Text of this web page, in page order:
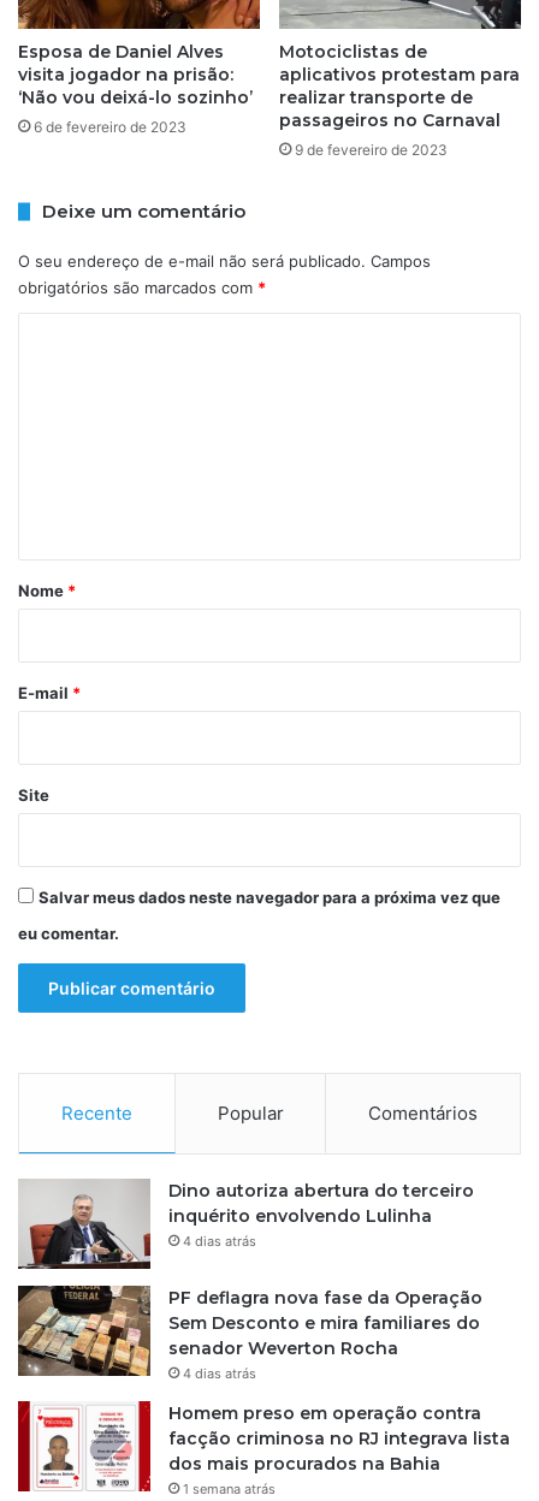
S
e
n
h
o
e
m
e
S
a
l
v
o
r
v
c
o
l
a
n
t
i
r
e
e
s
t
u
d
n
s
Esposa de Daniel Alves
visita jogador na prisão:
‘Não vou deixá-lo sozinho’
6 de fevereiro de 2023
Motociclistas de
aplicativos protestam para
realizar transporte de
passageiros no Carnaval
9 de fevereiro de 2023
Deixe um comentário
O seu endereço de e-mail não será publicado. Campos
obrigatórios são marcados com *
r
*
Nome *
E-mail *
Site
Salvar meus dados neste navegador para a próxima vez que
eu comentar.
Recente Popular Comentários
Dino autoriza abertura do terceiro
inquérito envolvendo Lulinha
4 dias atrás
PF deflagra nova fase da Operação
Sem Desconto e mira familiares do
senador Weverton Rocha
4 dias atrás
Homem preso em operação contra
facção criminosa no RJ integrava lista
dos mais procurados na Bahia
1 semana atrás